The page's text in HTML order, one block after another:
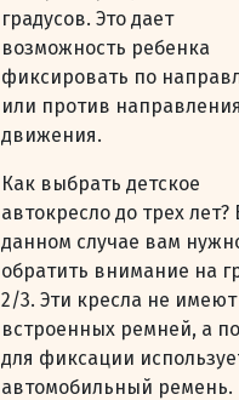
градусов. Это дает
возможность ребенка
фиксировать по
или против направления
движения.
Как выбрать детское
автокресло до трех лет?
данном случае вам
обратить внимание на
2/3. Эти кресла не имеют
встроенных ремней, а
для фиксации
автомобильный ремень.